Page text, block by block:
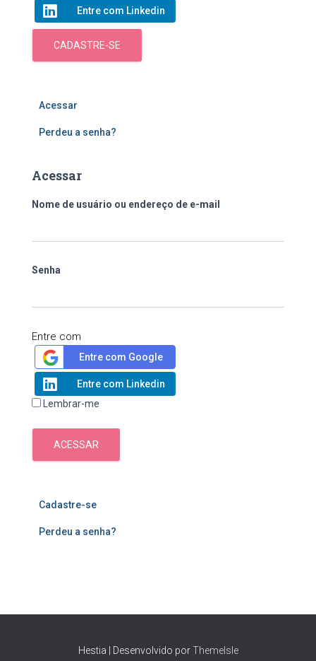
Entre com Linkedin
CADASTRE-SE
Acessar
Perdeu a senha?
Acessar
Nome de usuário ou endereço de e-mail
Senha
Entre com
Entre com Google
Entre com Linkedin
Lembrar-me
ACESSAR
Cadastre-se
Perdeu a senha?
Hestia | Desenvolvido porThemeIsle